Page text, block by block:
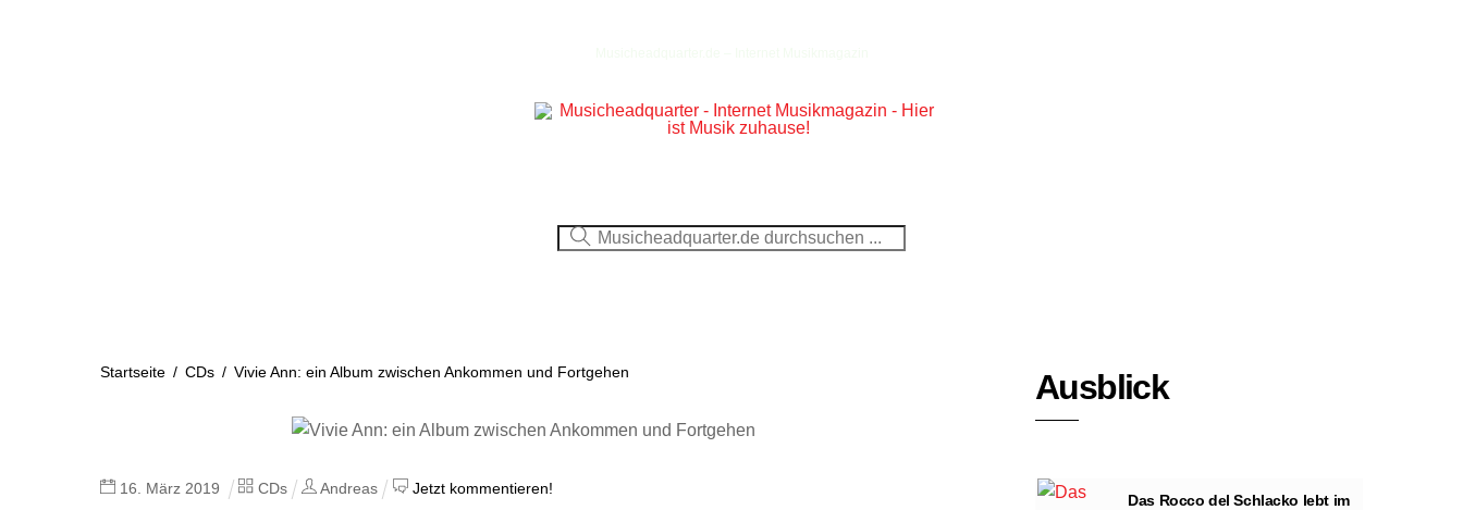
Startseite / CDs / Vivie Ann: ein Album zwischen Ankommen und Fortgehen
16 März 2019 CDs Andreas Jetzt kommentieren!
Ausblick
Das Rocco del Schlacko lebt im